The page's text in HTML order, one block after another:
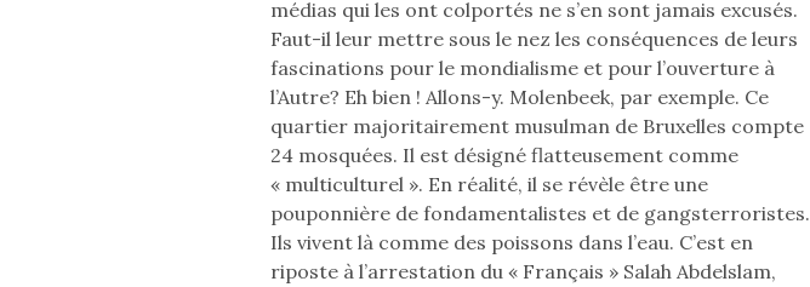
médias qui les ont colportés ne s’en sont jamais excusés.
Faut-il leur mettre sous le nez les conséquences de leurs
fascinations pour le mondialisme et pour l’ouverture à
l’Autre? Eh bien ! Allons-y. Molenbeek, par exemple. Ce
quartier majoritairement musulman de Bruxelles compte
24 mosquées. Il est désigné flatteusement comme
« multiculturel ». En réalité, il se révèle être une
pouponnière de fondamentalistes et de gangsterroristes.
Ils vivent là comme des poissons dans l’eau. C’est en
riposte à l’arrestation du « Français » Salah Abdelslam,